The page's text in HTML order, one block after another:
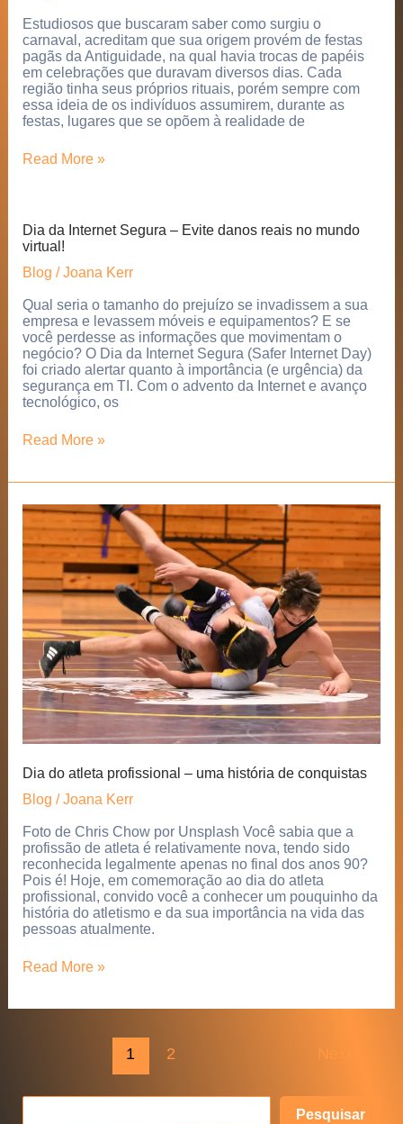
dos
valores
primitivos
Estudiosos que buscaram saber como surgiu o
carnaval, acreditam que sua origem provém de festas
pagãs da Antiguidade, na qual havia trocas de papéis
em celebrações que duravam diversos dias. Cada
região tinha seus próprios rituais, porém sempre com
essa ideia de os indivíduos assumirem, durante as
festas, lugares que se opõem à realidade de
Como
Read More »
Dia da Internet Segura – Evite danos reais no mundo
virtual!
Blog / Joana Kerr
Qual seria o tamanho do prejuízo se invadissem a sua
empresa e levassem móveis e equipamentos? E se
você perdesse as informações que movimentam o
negócio? O Dia da Internet Segura (Safer Internet Day)
foi criado alertar quanto à importância (e urgência) da
segurança em TI. Com o advento da Internet e avanço
tecnológico, os
Dia
–
mundo
virtual!
Read More »
Dia do atleta profissional – uma história de conquistas
Blog /Joana Kerr
Foto de Chris Chow por Unsplash Você sabia que a
profissão de atleta é relativamente nova, tendo sido
reconhecida legalmente apenas no final dos anos 90?
Pois é! Hoje, em comemoração ao dia do atleta
profissional, convido você a conhecer um pouquinho da
história do atletismo e da sua importância na vida das
pessoas atualmente.
Dia
conquistas
Read More »
1 2
Pesquisar